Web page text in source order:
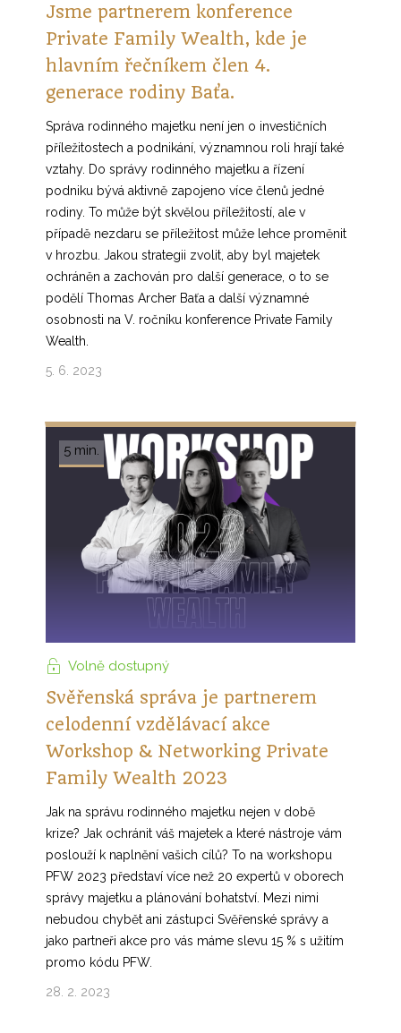
Jsme partnerem konference
Private Family Wealth, kde je
hlavním řečníkem člen 4.
generace rodiny Baťa.
Správa rodinného majetku není jen o investičních
příležitostech a podnikání, významnou roli hrají také
vztahy. Do správy rodinného majetku a řízení
podniku bývá aktivně zapojeno více členů jedné
rodiny. To může být skvělou příležitostí, ale v
případě nezdaru se příležitost může lehce proměnit
v hrozbu. Jakou strategii zvolit, aby byl majetek
ochráněn a zachován pro další generace, o to se
podělí Thomas Archer Baťa a další významné
osobnosti na V. ročníku konference Private Family
Wealth.
5. 6. 2023
Volně dostupný
Svěřenská správa je partnerem
celodenní vzdělávací akce
Workshop & Networking Private
Family Wealth 2023
Jak na správu rodinného majetku nejen v době
krize? Jak ochránit váš majetek a které nástroje vám
poslouží k naplnění vašich cílů? To na workshopu
PFW 2023 představí více než 20 expertů v oborech
správy majetku a plánování bohatství. Mezi nimi
nebudou chybět ani zástupci Svěřenské správy a
jako partneři akce pro vás máme slevu 15 % s užitím
promo kódu PFW.
28. 2. 2023
5 min.